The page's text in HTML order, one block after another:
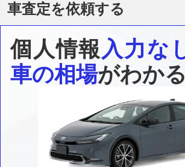
車査定を依頼する
個人情報入力な
車の相場がわか